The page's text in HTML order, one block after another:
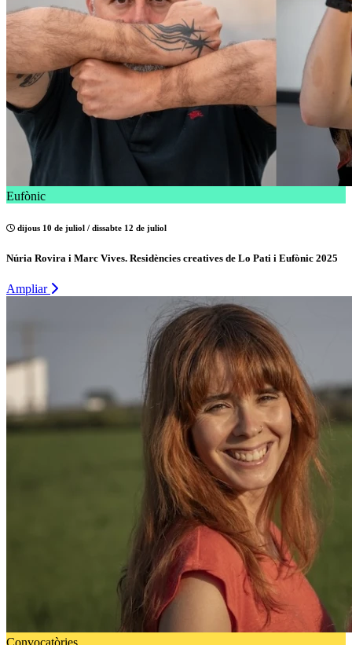
Eufònic
dijous 10 de juliol / dissabte 12 de juliol
Núria Rovira i Marc Vives. Residències creatives de Lo Pati i Eufònic 2025
Ampliar